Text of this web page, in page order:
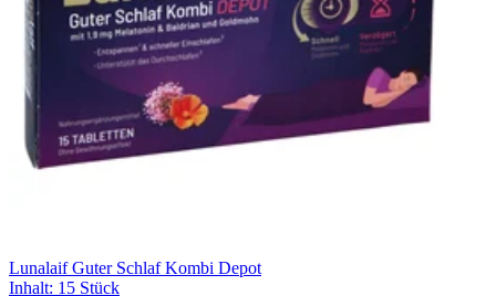
Lunalaif Guter Schlaf Kombi Depot
Inhalt: 15 Stück